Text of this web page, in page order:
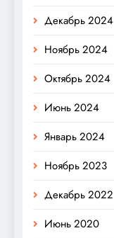
Декабрь 2024
Ноябрь 2024
Октябрь 2024
Июнь 2024
Январь 2024
Ноябрь 2023
Декабрь 2022
Июнь 2020